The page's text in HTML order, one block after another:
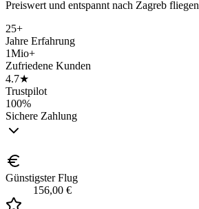
Preiswert und entspannt nach Zagreb fliegen
25+
Jahre Erfahrung
1Mio+
Zufriedene Kunden
4.7★
Trustpilot
100%
Sichere Zahlung
Günstigster Flug
156,00 €